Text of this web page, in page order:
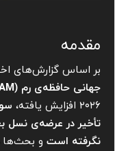
مقدمه
بر اساس گزارش‌های
جهانی حافظه‌ی رم (RAM)
۲۰۲۶ افزایش یافته،
نگرفته است و بحث‌ها